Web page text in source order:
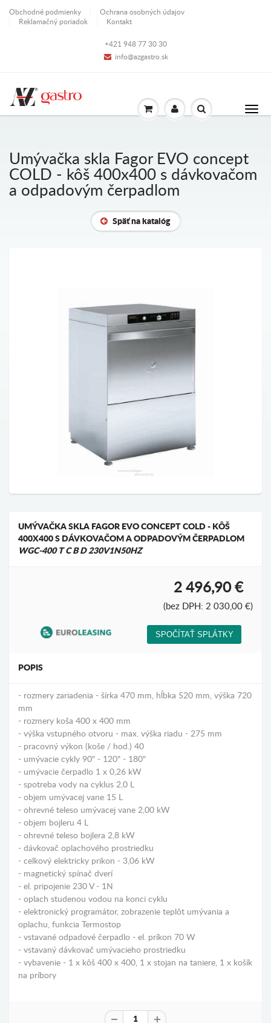
Obchodné podmienky
Ochrana osobných údajov
Reklamačný poriadok
Kontakt
+421 948 77 30 30
info@azgastro.sk
Umývačka skla Fagor EVO concept
COLD - kôš 400x400 s dávkovačom
a odpadovým čerpadlom
Späť na katalóg
UMÝVAČKA SKLA FAGOR EVO CONCEPT COLD - KÔŠ
400X400 S DÁVKOVAČOM A ODPADOVÝM ČERPADLOM
WGC-400 T C B D 230V1N50HZ
2 496,90 €
(bez DPH: 2 030,00 €)
POPIS
- rozmery zariadenia - šírka 470 mm, hĺbka 520 mm, výška 720
mm
- rozmery koša 400 x 400 mm
- výška vstupného otvoru - max. výška riadu - 275 mm
- pracovný výkon (koše / hod.) 40
- umývacie cykly 90" - 120" - 180"
- umývacie čerpadlo 1 x 0,26 kW
- spotreba vody na cyklus 2,0 L
- objem umývacej vane 15 L
- ohrevné teleso umývacej vane 2,00 kW
- objem bojleru 4 L
- ohrevné teleso bojlera 2,8 kW
- dávkovač oplachového prostriedku
- celkový elektricky prikon - 3,06 kW
- magnetický spínač dverí
- el. pripojenie 230 V - 1N
- oplach studenou vodou na konci cyklu
- elektronický programátor, zobrazenie teplôt umývania a
oplachu, funkcia Termostop
- vstavané odpadové čerpadlo - el. príkon 70 W
- vstavaný dávkovač umývacieho prostriedku
- vybavenie - 1 x kôš 400 x 400, 1 x stojan na taniere, 1 x košík
na príbory